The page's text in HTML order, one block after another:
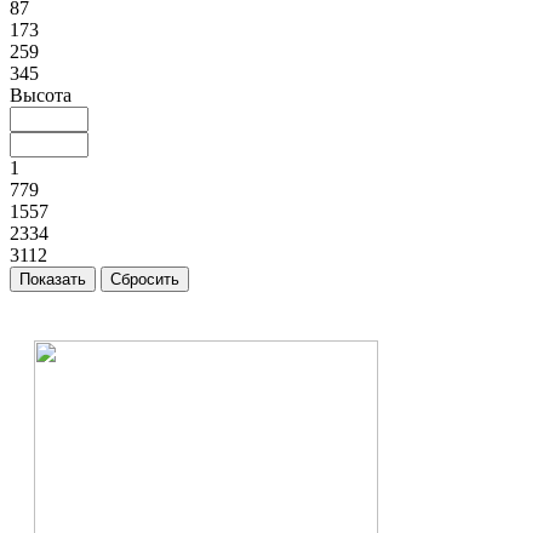
87
173
259
345
Высота
1
779
1557
2334
3112